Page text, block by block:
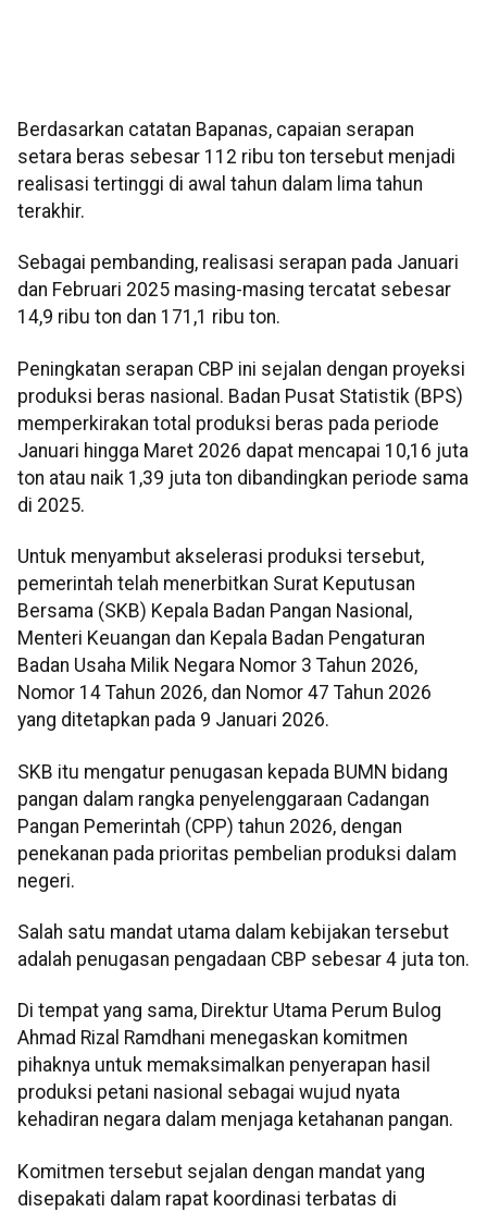
Berdasarkan catatan Bapanas, capaian serapan
setara beras sebesar 112 ribu ton tersebut menjadi
realisasi tertinggi di awal tahun dalam lima tahun
terakhir.
Sebagai pembanding, realisasi serapan pada Januari
dan Februari 2025 masing-masing tercatat sebesar
14,9 ribu ton dan 171,1 ribu ton.
Peningkatan serapan CBP ini sejalan dengan proyeksi
produksi beras nasional. Badan Pusat Statistik (BPS)
memperkirakan total produksi beras pada periode
Januari hingga Maret 2026 dapat mencapai 10,16 juta
ton atau naik 1,39 juta ton dibandingkan periode sama
di 2025.
Untuk menyambut akselerasi produksi tersebut,
pemerintah telah menerbitkan Surat Keputusan
Bersama (SKB) Kepala Badan Pangan Nasional,
Menteri Keuangan dan Kepala Badan Pengaturan
Badan Usaha Milik Negara Nomor 3 Tahun 2026,
Nomor 14 Tahun 2026, dan Nomor 47 Tahun 2026
yang ditetapkan pada 9 Januari 2026.
SKB itu mengatur penugasan kepada BUMN bidang
pangan dalam rangka penyelenggaraan Cadangan
Pangan Pemerintah (CPP) tahun 2026, dengan
penekanan pada prioritas pembelian produksi dalam
negeri.
Salah satu mandat utama dalam kebijakan tersebut
adalah penugasan pengadaan CBP sebesar 4 juta ton.
Di tempat yang sama, Direktur Utama Perum Bulog
Ahmad Rizal Ramdhani menegaskan komitmen
pihaknya untuk memaksimalkan penyerapan hasil
produksi petani nasional sebagai wujud nyata
kehadiran negara dalam menjaga ketahanan pangan.
Komitmen tersebut sejalan dengan mandat yang
disepakati dalam rapat koordinasi terbatas di